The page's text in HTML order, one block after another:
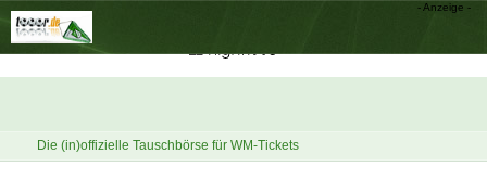
Die (in)offizielle Tauschbörse für WM-Tickets